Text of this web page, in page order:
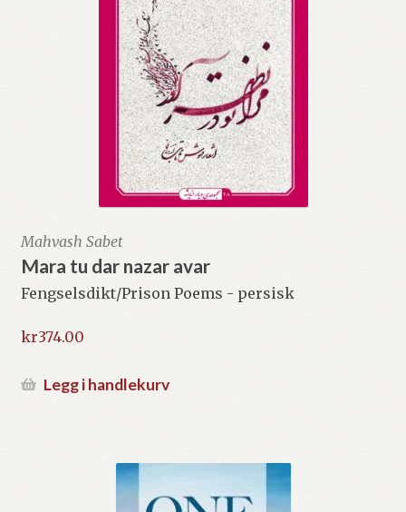
Mahvash Sabet
Mara tu dar nazar avar
Fengselsdikt/Prison Poems - persisk
kr374.00
Legg i handlekurv